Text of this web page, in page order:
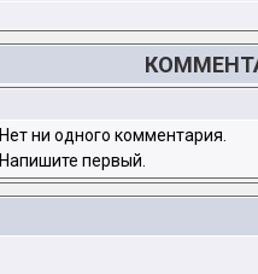
Нет ни одного комментария.
Напишите первый.